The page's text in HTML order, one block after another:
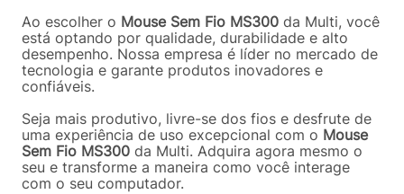
Ao escolher o Mouse Sem Fio MS300 da Multi, você
está optando por qualidade, durabilidade e alto
desempenho. Nossa empresa é líder no mercado de
tecnologia e garante produtos inovadores e
confiáveis.
Seja mais produtivo, livre-se dos fios e desfrute de
uma experiência de uso excepcional com o Mouse
Sem Fio MS300 da Multi. Adquira agora mesmo o
seu e transforme a maneira como você interage
com o seu computador.